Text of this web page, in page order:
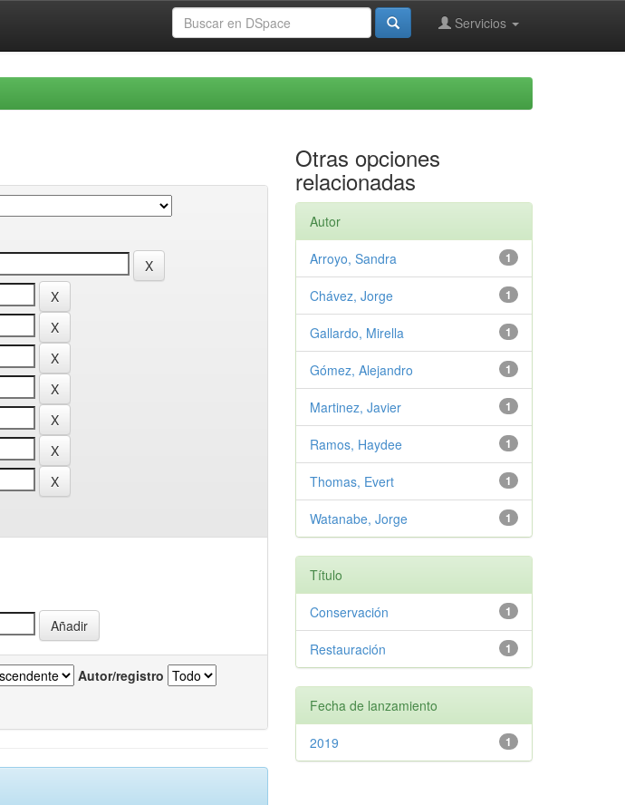
Servicios
Autor/registro
Otras opciones
relacionadas
Autor
1
Arroyo, Sandra
1
Chávez, Jorge
1
Gallardo, Mirella
1
Gómez, Alejandro
1
Martinez, Javier
1
Ramos, Haydee
1
Thomas, Evert
1
Watanabe, Jorge
Título
1
Conservación
1
Restauración
Fecha de lanzamiento
1
2019